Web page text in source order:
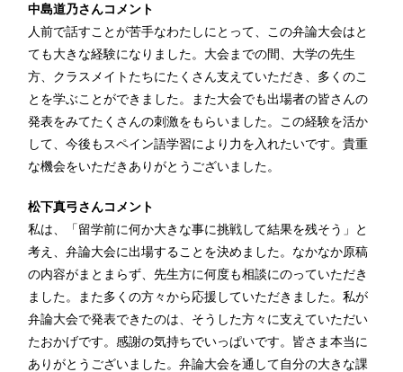
中島道乃さんコメント
人前で話すことが苦手なわたしにとって、この弁論大会はと
ても大きな経験になりました。大会までの間、大学の先生
方、クラスメイトたちにたくさん支えていただき、多くのこ
とを学ぶことができました。また大会でも出場者の皆さんの
発表をみてたくさんの刺激をもらいました。この経験を活か
して、今後もスペイン語学習により力を入れたいです。貴重
な機会をいただきありがとうございました。
松下真弓さんコメント
私は、「留学前に何か大きな事に挑戦して結果を残そう」と
考え、弁論大会に出場することを決めました。なかなか原稿
の内容がまとまらず、先生方に何度も相談にのっていただき
ました。また多くの方々から応援していただきました。私が
弁論大会で発表できたのは、そうした方々に支えていただい
たおかげです。感謝の気持ちでいっぱいです。皆さま本当に
ありがとうございました。弁論大会を通して自分の大きな課